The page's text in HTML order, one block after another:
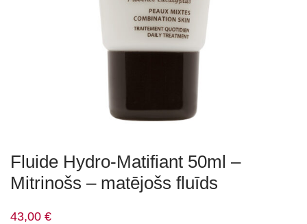
Fluide Hydro-Matifiant 50ml –
Mitrinošs – matējošs fluīds
43,00 €